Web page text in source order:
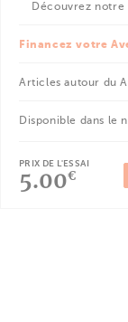
Découvrez notre
Financez votre
Articles autour du
Disponible dans le
PRIX DE L'ESSAI
5.00€